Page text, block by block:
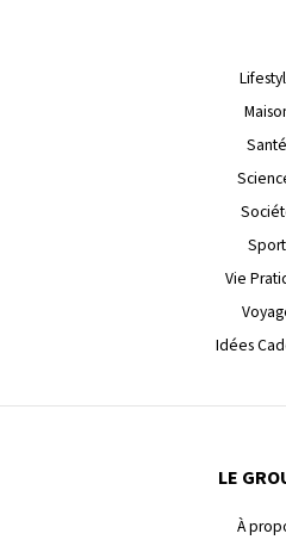
Santé
Sport
Vie
Idées
LE
À